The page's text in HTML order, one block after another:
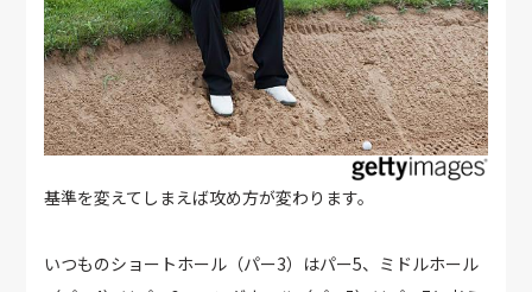
基準を変えてしまえば攻め方が変わります。
いつものショートホール（パー3）はパー5、ミドルホール